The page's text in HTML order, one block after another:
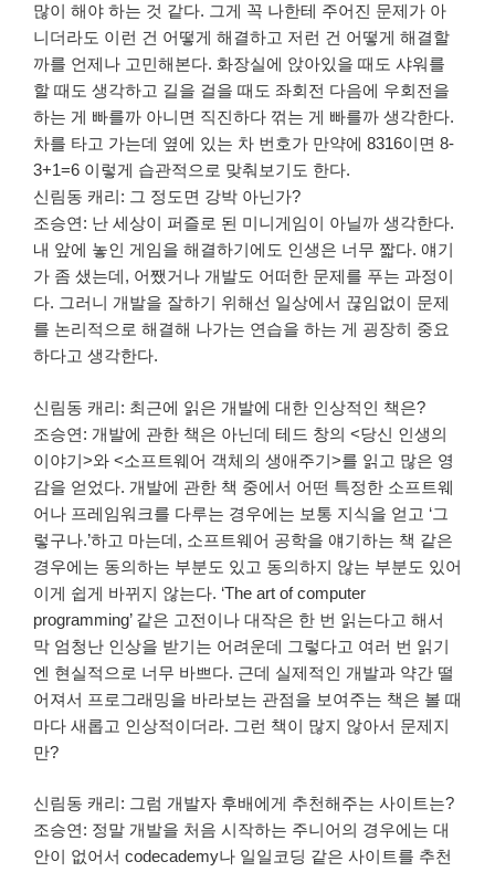
많이 해야 하는 것 같다. 그게 꼭 나한테 주어진 문제가 아
니더라도 이런 건 어떻게 해결하고 저런 건 어떻게 해결할
까를 언제나 고민해본다. 화장실에 앉아있을 때도 샤워를
할 때도 생각하고 길을 걸을 때도 좌회전 다음에 우회전을
하는 게 빠를까 아니면 직진하다 꺾는 게 빠를까 생각한다.
차를 타고 가는데 옆에 있는 차 번호가 만약에 8316이면 8-
3+1=6 이렇게 습관적으로 맞춰보기도 한다.
신림동 캐리: 그 정도면 강박 아닌가?
조승연: 난 세상이 퍼즐로 된 미니게임이 아닐까 생각한다.
내 앞에 놓인 게임을 해결하기에도 인생은 너무 짧다. 얘기
가 좀 샜는데, 어쨌거나 개발도 어떠한 문제를 푸는 과정이
다. 그러니 개발을 잘하기 위해선 일상에서 끊임없이 문제
를 논리적으로 해결해 나가는 연습을 하는 게 굉장히 중요
하다고 생각한다.
신림동 캐리: 최근에 읽은 개발에 대한 인상적인 책은?
조승연: 개발에 관한 책은 아닌데 테드 창의 <당신 인생의
이야기>와 <소프트웨어 객체의 생애주기>를 읽고 많은 영
감을 얻었다. 개발에 관한 책 중에서 어떤 특정한 소프트웨
어나 프레임워크를 다루는 경우에는 보통 지식을 얻고 ‘그
렇구나.’하고 마는데, 소프트웨어 공학을 얘기하는 책 같은
경우에는 동의하는 부분도 있고 동의하지 않는 부분도 있어
이게 쉽게 바뀌지 않는다. ‘The art of computer
programming’ 같은 고전이나 대작은 한 번 읽는다고 해서
막 엄청난 인상을 받기는 어려운데 그렇다고 여러 번 읽기
엔 현실적으로 너무 바쁘다. 근데 실제적인 개발과 약간 떨
어져서 프로그래밍을 바라보는 관점을 보여주는 책은 볼 때
마다 새롭고 인상적이더라. 그런 책이 많지 않아서 문제지
만?
신림동 캐리: 그럼 개발자 후배에게 추천해주는 사이트는?
조승연: 정말 개발을 처음 시작하는 주니어의 경우에는 대
안이 없어서 codecademy나 일일코딩 같은 사이트를 추천